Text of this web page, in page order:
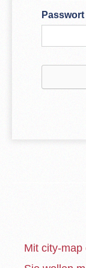
Passwort
Mit city-